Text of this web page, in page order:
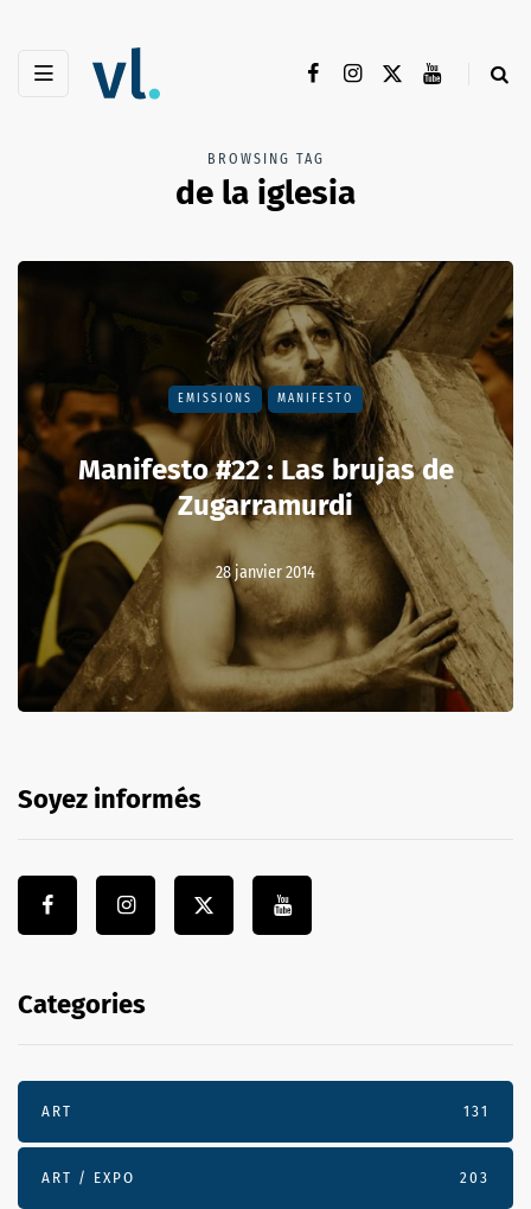
BROWSING TAG
de la iglesia
EMISSIONS MANIFESTO
Manifesto #22 : Las brujas de
Zugarramurdi
28 janvier 2014
Soyez informés
Categories
ART 131
ART / EXPO 203